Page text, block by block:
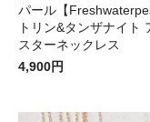
パール【
トリン&タンザナイト
スターネックレス
4,900円